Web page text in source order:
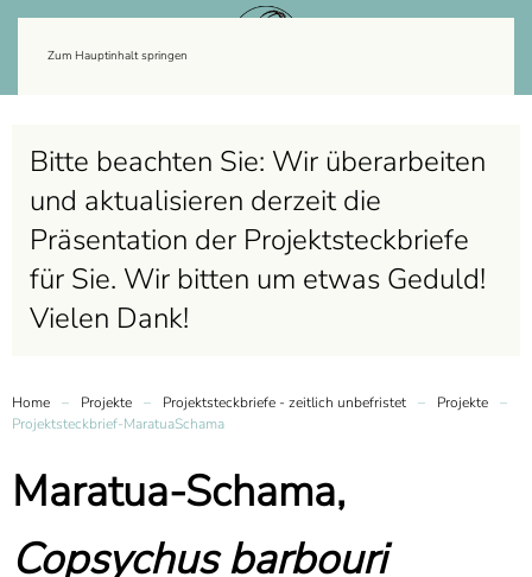
Zum Hauptinhalt springen
Bitte beachten Sie: Wir überarbeiten
und aktualisieren derzeit die
Präsentation der Projektsteckbriefe
für Sie. Wir bitten um etwas Geduld!
Vielen Dank!
Home Projekte Projektsteckbriefe - zeitlich unbefristet
Projekte
Projektsteckbrief-MaratuaSchama
Maratua-Schama,
Copsychus barbouri